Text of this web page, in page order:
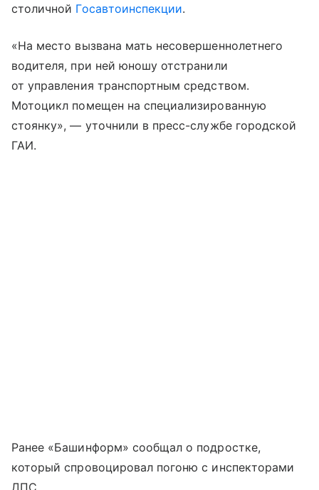
столичной Госавтоинспекции.
«На место вызвана мать несовершеннолетнего
водителя, при ней юношу отстранили
от управления транспортным средством.
Мотоцикл помещен на специализированную
стоянку», — уточнили в пресс-службе городской
ГАИ.
Ранее «Башинформ» сообщал о подростке,
который спровоцировал погоню с инспекторами
ДПС.